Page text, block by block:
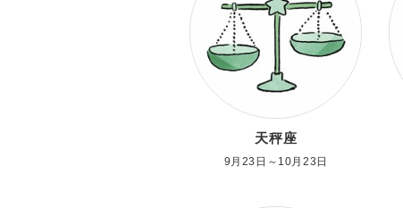
天秤座
9月23日～10月23日